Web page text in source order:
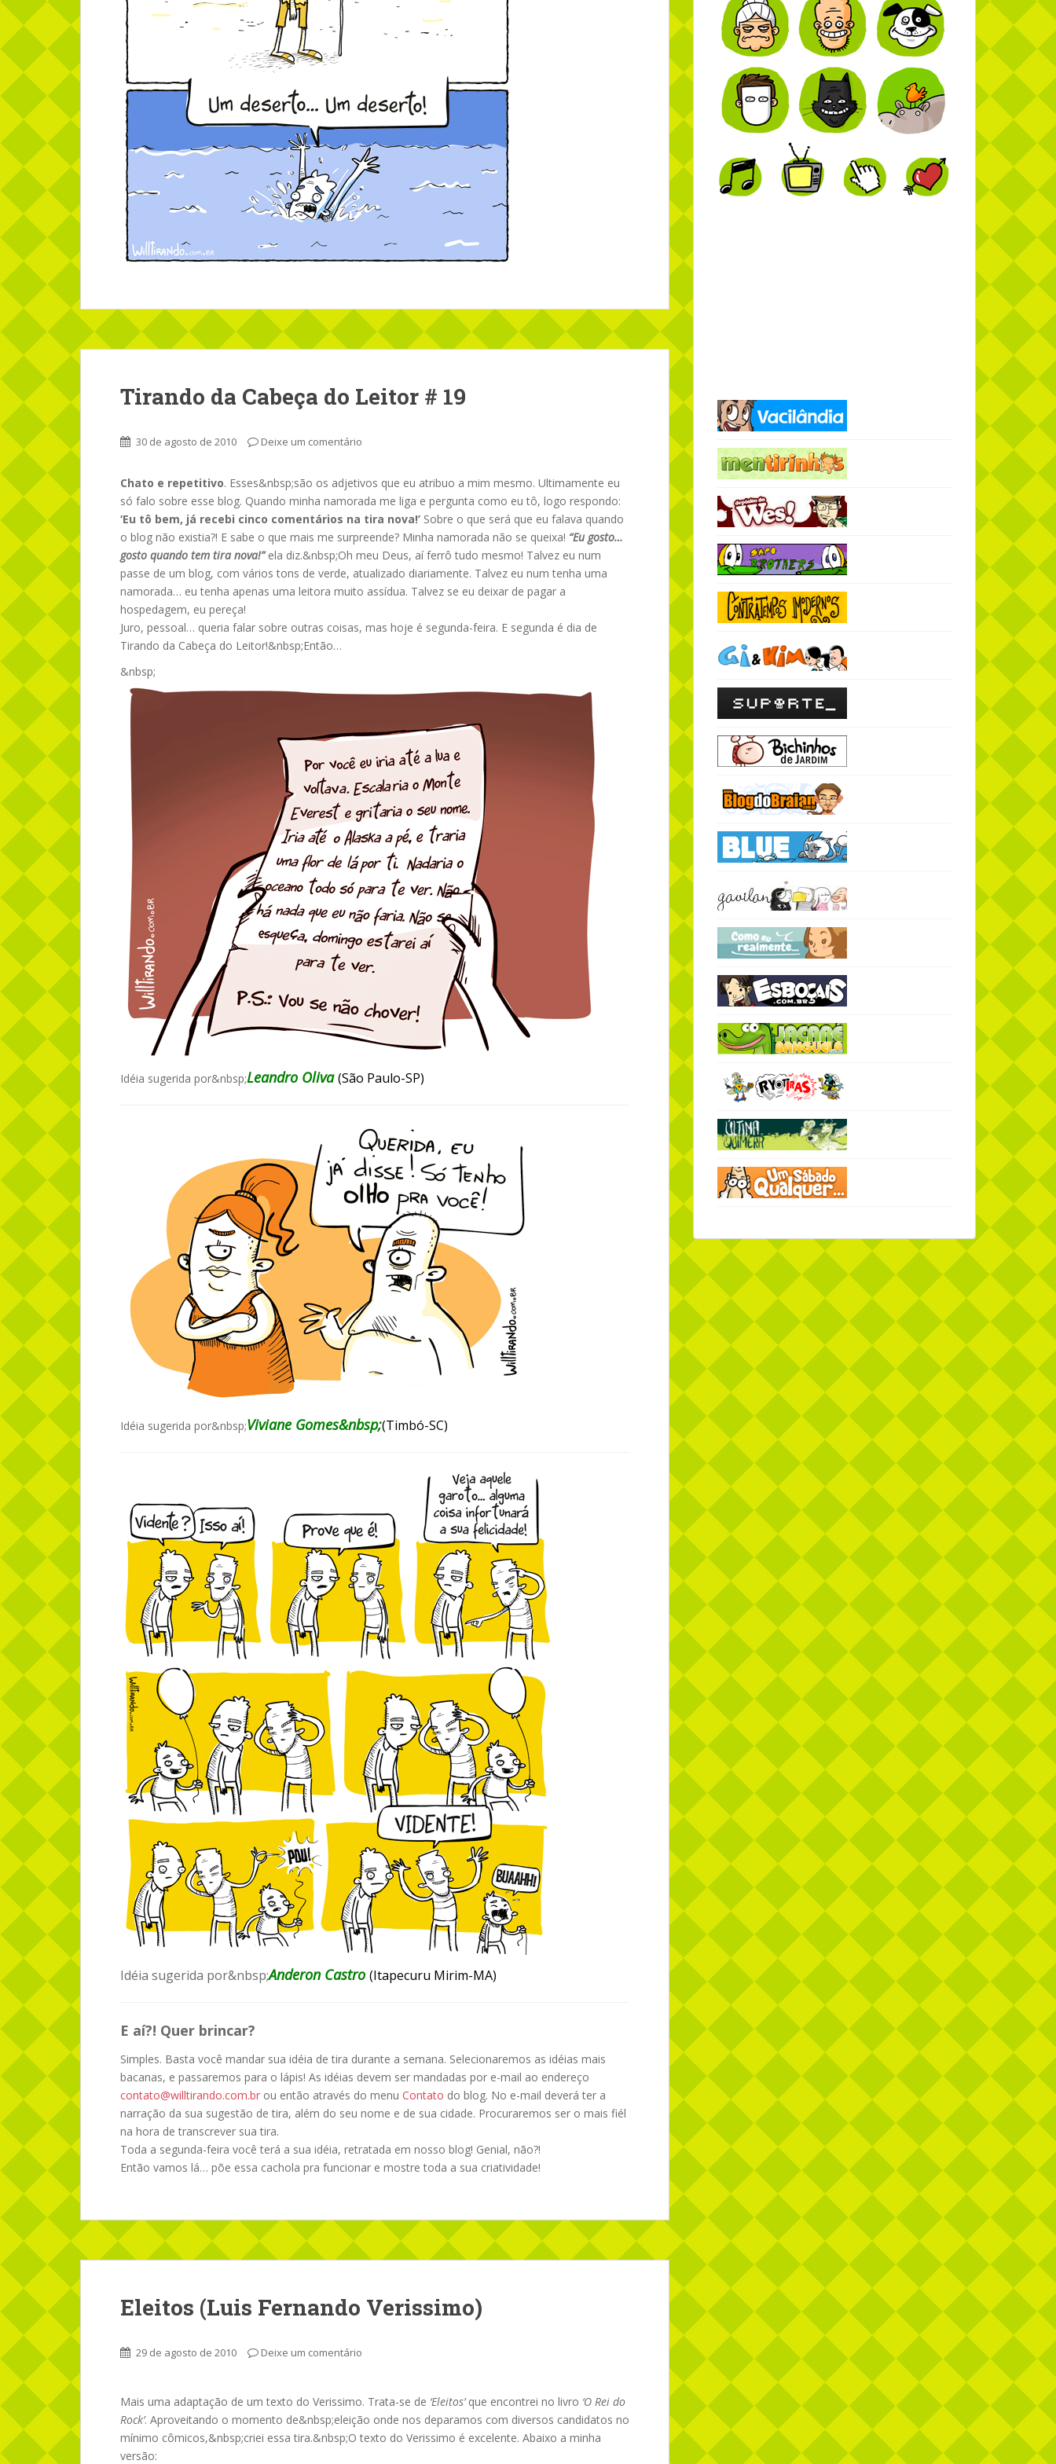
Tirando da Cabeça do Leitor # 19
30 de agosto de 2010 Deixe um comentário
Chato e repetitivo. Esses&nbsp;são os adjetivos que eu atribuo a mim mesmo. Ultimamente eu
só falo sobre esse blog. Quando minha namorada me liga e pergunta como eu tô, logo respondo:
‘Eu tô bem, já recebi cinco comentários na tira nova!’ Sobre o que será que eu falava quando
o blog não existia?! E sabe o que mais me surpreende? Minha namorada não se queixa! “Eu gosto…
gosto quando tem tira nova!”ela diz.&nbsp;Oh meu Deus, aí ferrô tudo mesmo! Talvez eu num
passe de um blog, com vários tons de verde, atualizado diariamente. Talvez eu num tenha uma
namorada… eu tenha apenas uma leitora muito assídua. Talvez se eu deixar de pagar a
hospedagem, eu pereça!
Juro, pessoal… queria falar sobre outras coisas, mas hoje é segunda-feira. E segunda é dia de
Tirando da Cabeça do Leitor!&nbsp;Então…
&nbsp;
Idéia sugerida por&nbsp;Leandro Oliva(São Paulo-SP)
Idéia sugerida por&nbsp;Viviane Gomes&nbsp;(Timbó-SC)
Idéia sugerida por&nbsp;Anderon Castro (Itapecuru Mirim-MA)
E aí?! Quer brincar?
Simples. Basta você mandar sua idéia de tira durante a semana. Selecionaremos as idéias mais
bacanas, e passaremos para o lápis! As idéias devem ser mandadas por e-mail ao endereço
contato@willtirando.com.br ou então através do menu Contato do blog. No e-mail deverá ter a
narração da sua sugestão de tira, além do seu nome e de sua cidade. Procuraremos ser o mais fiél
na hora de transcrever sua tira.
Toda a segunda-feira você terá a sua idéia, retratada em nosso blog! Genial, não?!
Então vamos lá… põe essa cachola pra funcionar e mostre toda a sua criatividade!
Eleitos (Luis Fernando Verissimo)
29 de agosto de 2010 Deixe um comentário
Mais uma adaptação de um texto do Verissimo. Trata-se de ‘Eleitos’que encontrei no livro ‘O Rei do
Rock’. Aproveitando o momento de&nbsp;eleição onde nos deparamos com diversos candidatos no
mínimo cômicos,&nbsp;criei essa tira.&nbsp;O texto do Verissimo é excelente. Abaixo a minha
versão: